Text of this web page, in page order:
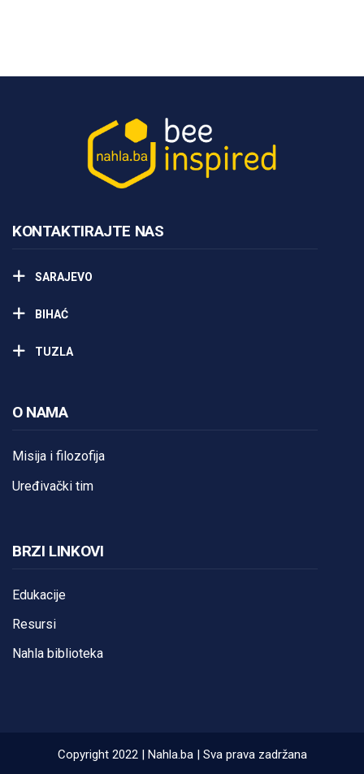
KONTAKTIRAJTE NAS
SARAJEVO
BIHAĆ
TUZLA
O NAMA
Misija i filozofija
Uređivački tim
BRZI LINKOVI
Edukacije
Resursi
Nahla biblioteka
Copyright 2022 | Nahla.ba | Sva prava zadržana